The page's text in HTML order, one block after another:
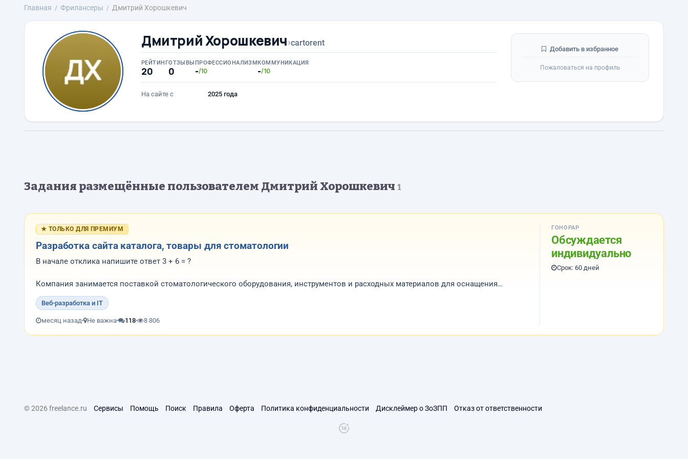
Главная Фрилансеры Дмитрий Хорошкевич
Дмитрий Хорошкевич›cartorent
РЕЙТИНГ
20
ОТЗЫВЫ
0
ПРОФЕССИОНАЛИЗМ
-/10
КОММУНИКАЦИЯ
-/10
На сайте с 2025 года
Добавить в избранное
Пожаловаться на профиль
Задания размещённые пользователем Дмитрий Хорошкевич 1
★ ТОЛЬКО ДЛЯ ПРЕМИУМ
Разработка сайта каталога, товары для стоматологии
В начале отклика напишите ответ 3 + 6 = ?
Компания занимается поставкой стоматологического оборудования, инструментов и расходных материалов для оснащения
стоматологических клиник. Ассортимент включает стоматологические установки, инструменты, мебель для клиник,
зуботехнические устро...
Веб-разработка и IT
месяц назад Не важна 118 8 806
ГОНОРАР
Обсуждается
индивидуально
Срок: 60 дней
© 2026 freelance.ru Сервисы Помощь Поиск Правила Оферта Политика конфиденциальности Дисклеймер о ЗоЗПП Отказ от ответственности